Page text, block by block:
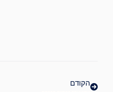
הקודם